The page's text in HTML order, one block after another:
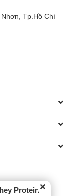
Tp.Hồ Chí
Protein